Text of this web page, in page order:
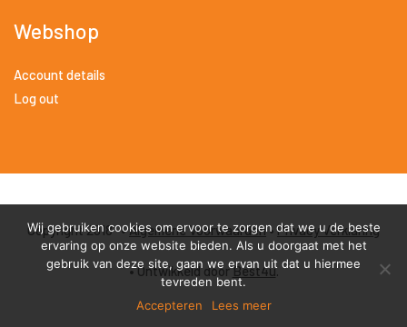
Webshop
Account details
Log out
Copyright 2018 •Algemene Voorwaarden•Privacy Verklaring
• Ontwikkeld doorBest4u.
Wij gebruiken cookies om ervoor te zorgen dat we u de beste
ervaring op onze website bieden. Als u doorgaat met het
gebruik van deze site, gaan we ervan uit dat u hiermee
tevreden bent.
Accepteren
Lees meer